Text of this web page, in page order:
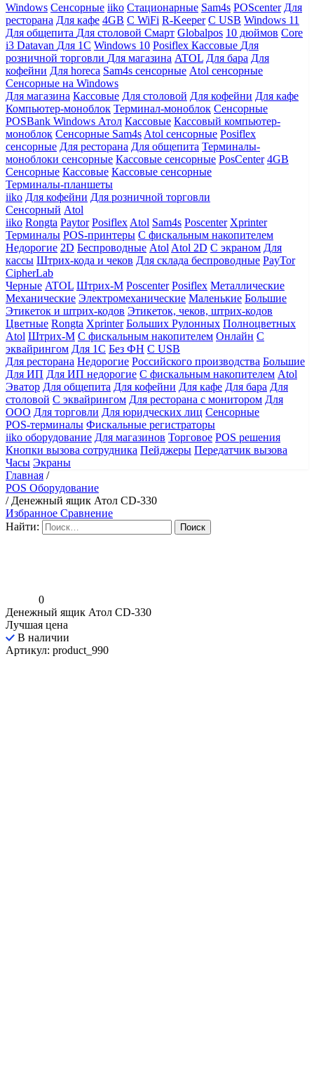
Windows Сенсорные iiko Стационарные Sam4s POScenter Для
ресторана Для кафе 4GB С WiFi R-Keeper С USB Windows 11
Для общепита Для столовой Смарт Globalpos 10 дюймов Core
i3 Datavan Для 1С Windows 10 Posiflex Кассовые Для
розничной торговли Для магазина ATOL Для бара Для
кофейни Для horeca Sam4s сенсорные Atol сенсорные
Сенсорные на Windows
Для магазина Кассовые Для столовой Для кофейни Для кафе
Компьютер-моноблок Терминал-моноблок Сенсорные
POSBank Windows Атол Кассовые Кассовый компьютер-
моноблок Сенсорные Sam4s Atol сенсорные Posiflex
сенсорные Для ресторана Для общепита Терминалы-
моноблоки сенсорные Кассовые сенсорные PosCenter 4GB
Сенсорные Кассовые Кассовые сенсорные
Терминалы-планшеты
iiko Для кофейни Для розничной торговли
Сенсорный Atol
iiko Rongta Paytor Posiflex Atol Sam4s Poscenter Xprinter
Терминалы POS-принтеры С фискальным накопителем
Недорогие 2D Беспроводные Atol Atol 2D С экраном Для
кассы Штрих-кода и чеков Для склада беспроводные PayTor
CipherLab
Черные ATOL Штрих-М Poscenter Posiflex Металлические
Механические Электромеханические Маленькие Большие
Этикеток и штрих-кодов Этикеток, чеков, штрих-кодов
Цветные Rongta Xprinter Больших Рулонных Полноцветных
Atol Штрих-М С фискальным накопителем Онлайн С
эквайрингом Для 1С Без ФН С USB
Для ресторана Недорогие Российского производства Большие
Для ИП Для ИП недорогие С фискальным накопителем Atol
Эватор Для общепита Для кофейни Для кафе Для бара Для
столовой С эквайрингом Для ресторана с монитором Для
ООО Для торговли Для юридческих лиц Сенсорные
POS-терминалы Фискальные регистраторы
iiko оборудование Для магазинов Торговое POS решения
Кнопки вызова сотрудника Пейджеры Передатчик вызова
Часы Экраны
Главная /
POS Оборудование
/ Денежный ящик Атол CD-330
Избранное Сравнение
Найти:
0
Денежный ящик Атол CD-330
Лучшая цена
В наличии
Артикул: product_990